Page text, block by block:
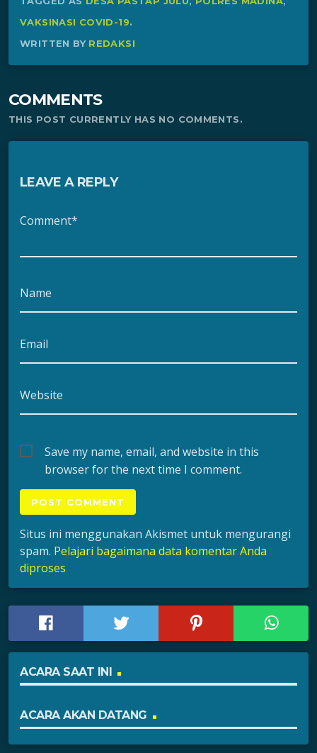
VAKSINASI COVID-19.
WRITTEN BY REDAKSI
COMMENTS
THIS POST CURRENTLY HAS NO COMMENTS.
LEAVE A REPLY
Comment*
Name
Email
Website
Save my name, email, and website in this
browser for the next time I comment.
Situs ini menggunakan Akismet untuk mengurangi
spam. Pelajari bagaimana data komentar Anda
diproses
ACARA SAAT INI
ACARA AKAN DATANG